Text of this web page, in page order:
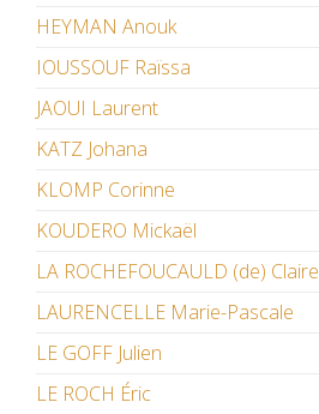
HEYMAN Anouk
IOUSSOUF Raïssa
JAOUI Laurent
KATZ Johana
KLOMP Corinne
KOUDERO Mickaël
LA ROCHEFOUCAULD (de) Claire
LAURENCELLE Marie-Pascale
LE GOFF Julien
LE ROCH Éric